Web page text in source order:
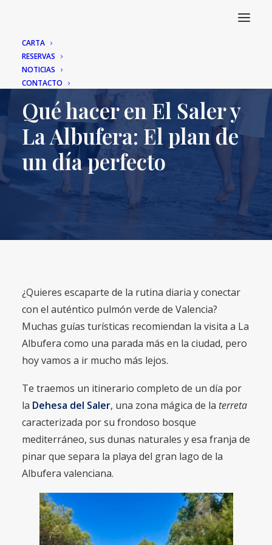
CARTA
RESERVAS
NOTICIAS
CONTACTO
NOTICIAS
Qué hacer en El Saler y
La Albufera: El plan de
un día perfecto
¿Quieres escaparte de la rutina diaria y conectar
con el auténtico pulmón verde de Valencia?
Muchas guías turísticas recomiendan la visita a La
Albufera como una parada más en la ciudad, pero
hoy vamos a ir mucho más lejos.
Te traemos un itinerario completo de un día por
la Dehesa del Saler, una zona mágica de la terreta
caracterizada por su frondoso bosque
mediterráneo, sus dunas naturales y esa franja de
pinar que separa la playa del gran lago de la
Albufera valenciana.